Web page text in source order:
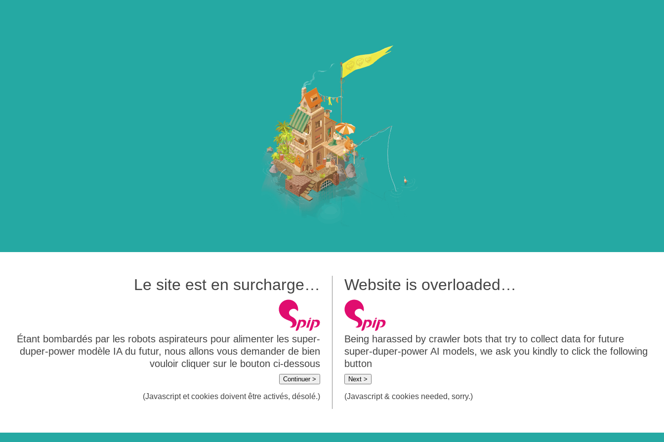
Le site est en surcharge…
Étant bombardés par les robots aspirateurs pour alimenter les super-
duper-power modèle IA du futur, nous allons vous demander de bien
vouloir cliquer sur le bouton ci-dessous
Continuer >
(Javascript et cookies doivent être activés, désolé.)
Website is overloaded…
Being harassed by crawler bots that try to collect data for future
super-duper-power AI models, we ask you kindly to click the following
button
Next >
(Javascript & cookies needed, sorry.)